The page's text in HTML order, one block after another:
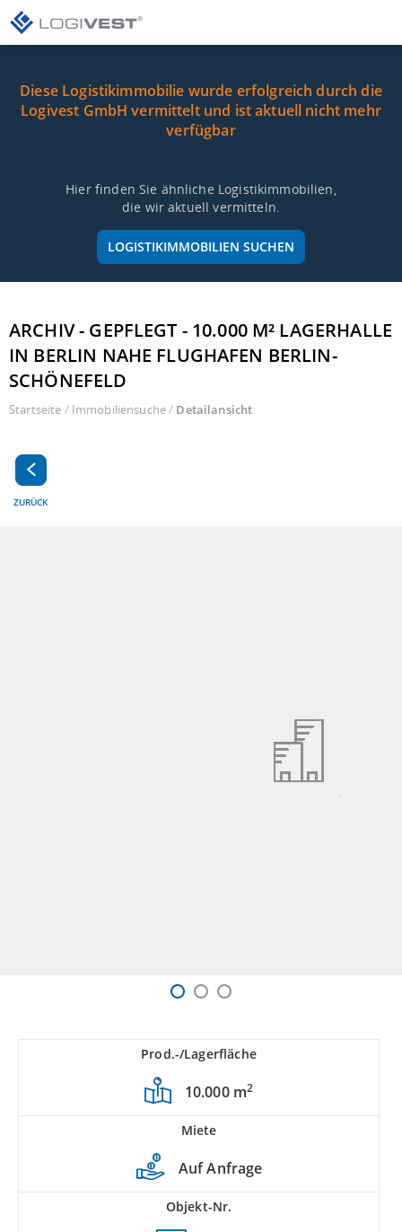
Diese Logistikimmobilie wurde erfolgreich durch die
Logivest GmbH vermittelt und ist aktuell nicht mehr
verfügbar
Hier finden Sie ähnliche Logistikimmobilien,
die wir aktuell vermitteln.
LOGISTIKIMMOBILIEN SUCHEN
ARCHIV - GEPFLEGT - 10.000 M² LAGERHALLE
IN BERLIN NAHE FLUGHAFEN BERLIN-
SCHÖNEFELD
Startseite / Immobiliensuche/ Detailansicht
ZURÜCK
Prod.-/Lagerfläche
10.000 m2
Miete
Auf Anfrage
Objekt-Nr.